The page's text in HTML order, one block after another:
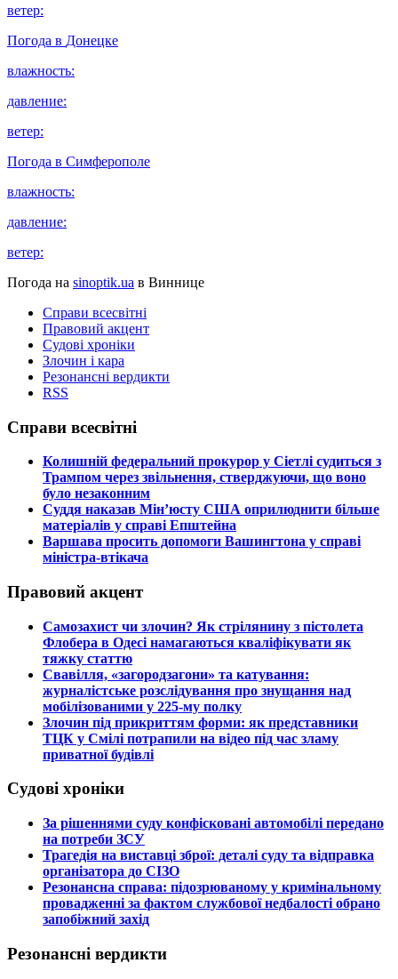
ветер:
Погода в Донецке
влажность:
давление:
ветер:
Погода в Симферополе
влажность:
давление:
ветер:
Погода на sinoptik.ua в Виннице
Справи всесвітні
Правовий акцент
Судові хроніки
Злочин і кара
Резонансні вердикти
RSS
Справи всесвітні
​Колишній федеральний прокурор у Сіетлі судиться з
Трампом через звільнення, стверджуючи, що воно
було незаконним
​Суддя наказав Мін’юсту США оприлюднити більше
матеріалів у справі Епштейна
​Варшава просить допомоги Вашингтона у справі
міністра-втікача
Правовий акцент
​Самозахист чи злочин? Як стрілянину з пістолета
Флобера в Одесі намагаються кваліфікувати як
тяжку статтю
​Свавілля, «загородзагони» та катування:
журналістське розслідування про знущання над
мобілізованими у 225-му полку
​Злочин під прикриттям форми: як представники
ТЦК у Смілі потрапили на відео під час зламу
приватної будівлі
Судові хроніки
​За рішеннями суду конфісковані автомобілі передано
на потреби ЗСУ
​Трагедія на виставці зброї: деталі суду та відправка
організатора до СІЗО
​Резонансна справа: підозрюваному у кримінальному
провадженні за фактом службової недбалості обрано
запобіжний захід
Резонансні вердикти